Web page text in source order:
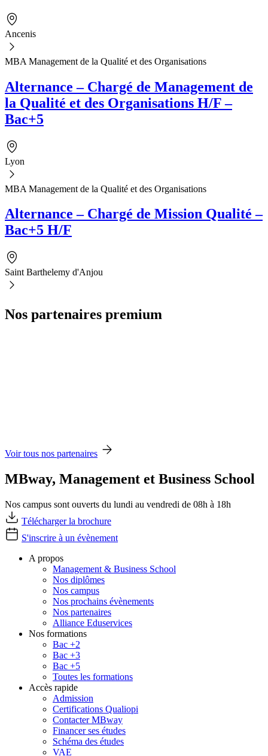
Ancenis
MBA Management de la Qualité et des Organisations
Alternance – Chargé de Management de
la Qualité et des Organisations H/F –
Bac+5
Lyon
MBA Management de la Qualité et des Organisations
Alternance – Chargé de Mission Qualité –
Bac+5 H/F
Saint Barthelemy d'Anjou
Nos partenaires premium
Voir tous nos partenaires
MBway, Management et Business School
Nos campus sont ouverts du lundi au vendredi de 08h à 18h
Télécharger la brochure
S'inscrire à un évènement
A propos
Management & Business School
Nos diplômes
Nos campus
Nos prochains évènements
Nos partenaires
Alliance Eduservices
Nos formations
Bac +2
Bac +3
Bac +5
Toutes les formations
Accès rapide
Admission
Certifications Qualiopi
Contacter MBway
Financer ses études
Schéma des études
VAE